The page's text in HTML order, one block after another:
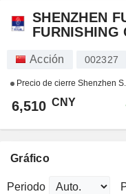
SHENZHEN
FURNISHING
Acción 002327
Precio de cierre Shenzhen
6,510 CNY
Gráfico
Periodo